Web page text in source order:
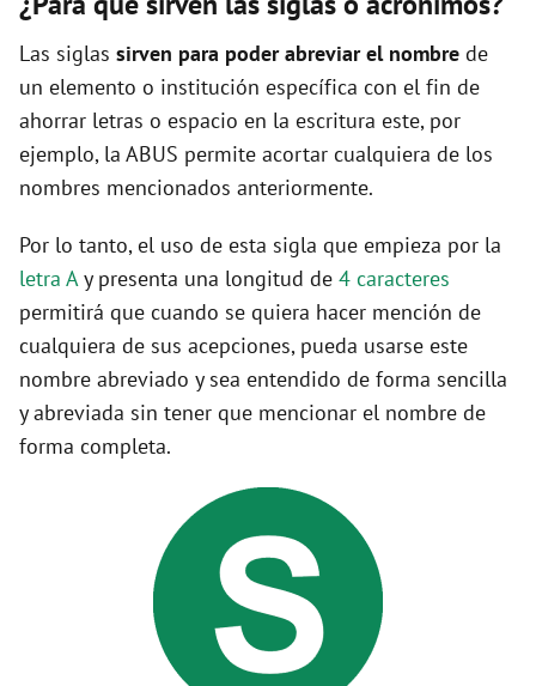
Las siglas sirven para poder abreviar el nombre de
un elemento o institución específica con el fin de
ahorrar letras o espacio en la escritura este, por
ejemplo, la ABUS permite acortar cualquiera de los
nombres mencionados anteriormente.
Por lo tanto, el uso de esta sigla que empieza por la
letra Ay presenta una longitud de 4 caracteres
permitirá que cuando se quiera hacer mención de
cualquiera de sus acepciones, pueda usarse este
nombre abreviado y sea entendido de forma sencilla
y abreviada sin tener que mencionar el nombre de
forma completa.